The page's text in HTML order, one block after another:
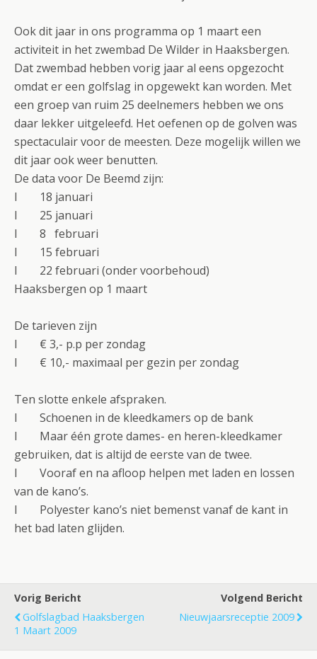
Ook dit jaar in ons programma op 1 maart een
activiteit in het zwembad De Wilder in Haaksbergen.
Dat zwembad hebben vorig jaar al eens opgezocht
omdat er een golfslag in opgewekt kan worden. Met
een groep van ruim 25 deelnemers hebben we ons
daar lekker uitgeleefd. Het oefenen op de golven was
spectaculair voor de meesten. Deze mogelijk willen we
dit jaar ook weer benutten.
De data voor De Beemd zijn:
l 18 januari
l 25 januari
l 8 februari
l 15 februari
l 22 februari (onder voorbehoud)
Haaksbergen op 1 maart
De tarieven zijn
l € 3,- p.p per zondag
l € 10,- maximaal per gezin per zondag
Ten slotte enkele afspraken.
l Schoenen in de kleedkamers op de bank
l Maar één grote dames- en heren-kleedkamer
gebruiken, dat is altijd de eerste van de twee.
l Vooraf en na afloop helpen met laden en lossen
van de kano’s.
l Polyester kano’s niet bemenst vanaf de kant in
het bad laten glijden.
Vorig Bericht
Golfslagbad Haaksbergen
1 Maart 2009
Volgend Bericht
Nieuwjaarsreceptie 2009